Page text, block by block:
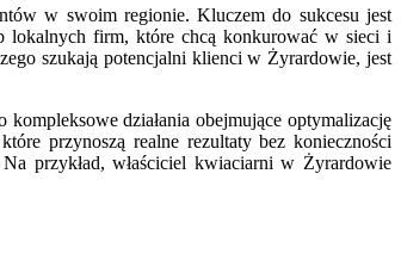
w swoim regionie. Kluczem do sukcesu jest
lokalnych firm, które chcą konkurować w sieci i
szukają potencjalni klienci w Żyrardowie, jest
działania obejmujące optymalizację
przynoszą realne rezultaty bez konieczności
przykład, właściciel kwiaciarni w Żyrardowie